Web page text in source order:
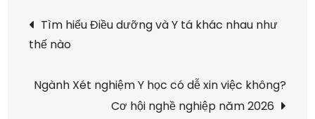
Điều
hướng
bài
Tìm hiểu Điều dưỡng và Y tá khác nhau như
thế nào
Ngành Xét nghiệm Y học có dễ xin việc không?
Cơ hội nghề nghiệp năm 2026